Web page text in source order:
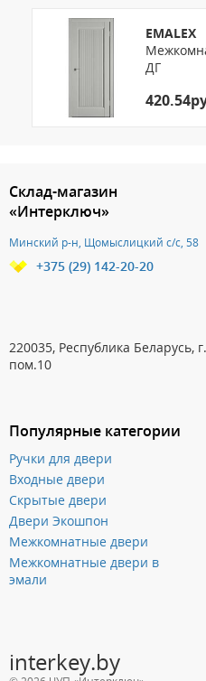
EMALEX
ДГ
Популярные категории
Ручки для двери
Входные двери
Скрытые двери
Двери Экошпон
Межкомнатные двери
Межкомнатные двери в
эмали
Склад-магазин
«Интерключ»
Минский р-н, Щомыслицкий с/с, 58
+375 (29) 142-20-20
220035, Республика Беларусь,
пом.10
interkey.by